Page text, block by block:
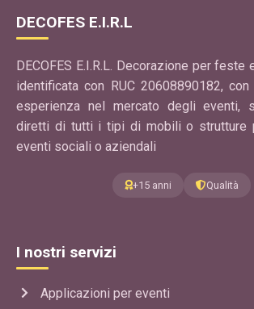
ImagePro
L'applicazione per tagliare un'immagine in
strumento digitale progettato per dividere
grandi dimensioni in più sezioni.
Applicazione per creare facilmente grafiche
personalizzate, pannelli di sfondo e
per il tuo evento.
DECOFES E.I.R.L
DECOFES E.I.R.L. Decorazione per feste
identificata con RUC 20608890182,
esperienza nel mercato degli eventi,
diretti di tutti i tipi di mobili o strutture
eventi sociali o aziendali
+15 anni Qualità
I nostri servizi
Applicazioni per eventi